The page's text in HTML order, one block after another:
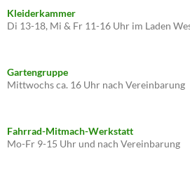
Kleiderkammer
Di 13-18, Mi & Fr 11-16 Uhr im Laden
Gartengruppe
Mittwochs ca. 16 Uhr nach Vereinbarung
Fahrrad-Mitmach-Werkstatt
Mo-Fr 9-15 Uhr und nach Vereinbarung